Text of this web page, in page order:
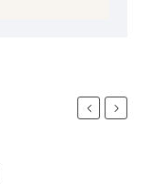
PreviousNext